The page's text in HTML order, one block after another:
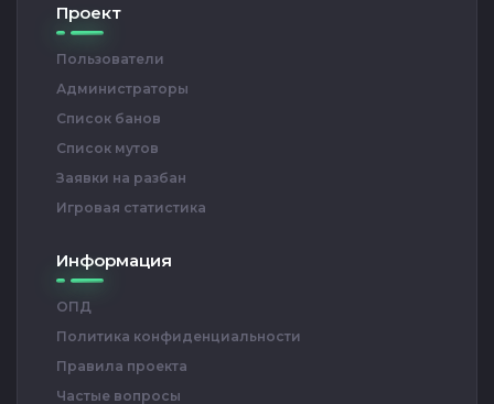
Проект
Пользователи
Администраторы
Список банов
Список мутов
Заявки на разбан
Игровая статистика
Информация
ОПД
Политика конфиденциальности
Правила проекта
Частые вопросы